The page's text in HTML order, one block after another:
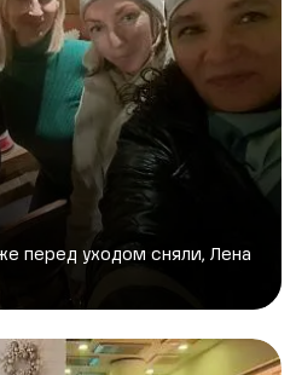
перед уходом сняли, Лена